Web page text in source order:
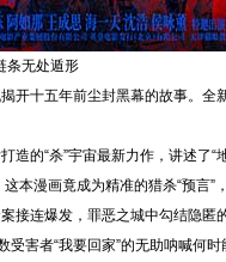
条无处遁形
开十五年前尘封黑幕的故事。全
的“杀”宇宙最新力作，讲述了“
本漫画竟成为精准的猎杀“预言
接连爆发，罪恶之城中勾结隐
受害者“我要回家”的无助呐喊何